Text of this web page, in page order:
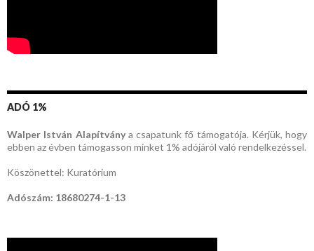
ADÓ 1%
Walper István Alapítványa csapatunk fő támogatója. Kérjük, hogy
ebben az évben támogasson minket 1% adójáról való rendelkezéssel.
Köszönettel: Kuratórium
Adószám: 18680274-1-13